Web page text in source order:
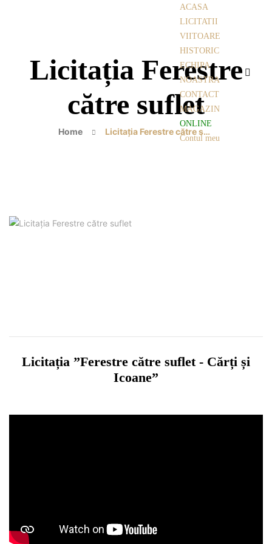
ACASA
LICITATII
VIITOARE
HISTORIC
ECHIPA
NOASTRA
CONTACT
MAGAZIN
ONLINE
Contul meu
Licitația Ferestre
către suflet
Home Licitația Ferestre către suflet
Licitația ”Ferestre către suflet - Cărți și
Icoane”